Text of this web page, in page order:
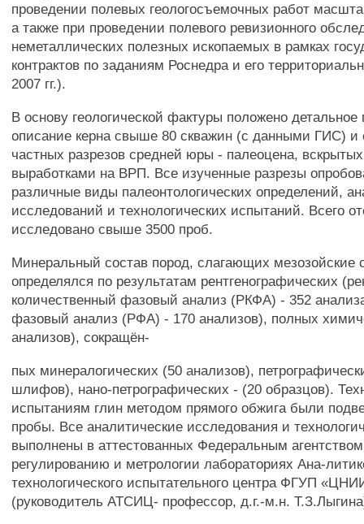
проведении полевых геологосъемочных работ
а также при проведении полевого ревизионного
неметаллических полезных ископаемых в рамках
контрактов по заданиям Роснедра и его
2007 гг.).
В основу геологической фактуры положено детальное
описание керна свыше 80 скважин (с данными ГИС) и
частных разрезов средней юры - палеоцена,
выработками на ВРП. Все изученные разрезы
различные виды палеонтологических определений,
исследований и технологических испытаний. Всего
исследовано свыше 3500 проб.
Минеральный состав пород, слагающих мезозойские
определялся по результатам рентгенографических
количественный фазовый анализ (РКФА) - 352
фазовый анализ (РФА) - 170 анализов), полных
анализов), сокращён-
пых минералогических (50 анализов),
шлифов), нано-петрографических - (20 образцов).
испытаниям глин методом прямого обжига были
пробы. Все аналитические исследования и
выполнены в аттестованных Федеральным
регулированию и метрологии лабораториях Ана-
технологического испытательного центра ФГУП
(руководитель АТСИЦ- профессор, д.г.-м.н.